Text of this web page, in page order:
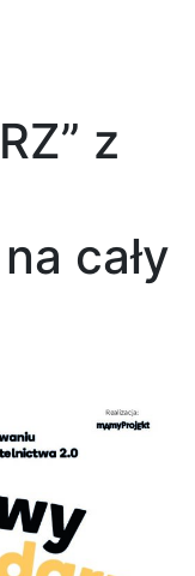
z
cały